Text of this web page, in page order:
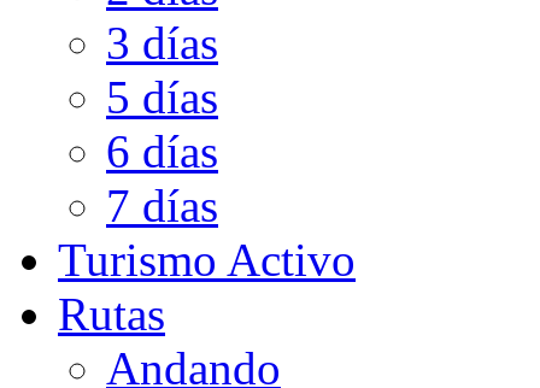
3 días
5 días
6 días
7 días
Turismo Activo
Rutas
Andando